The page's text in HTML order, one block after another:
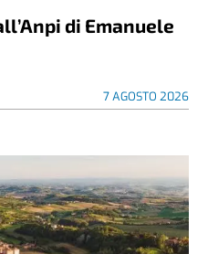
di Emanuele
7 AGOSTO 2026